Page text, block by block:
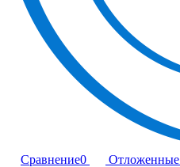
Сравнение0 Отложенные